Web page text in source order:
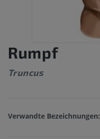
Rumpf
Truncus
Verwandte Bezeichnungen: